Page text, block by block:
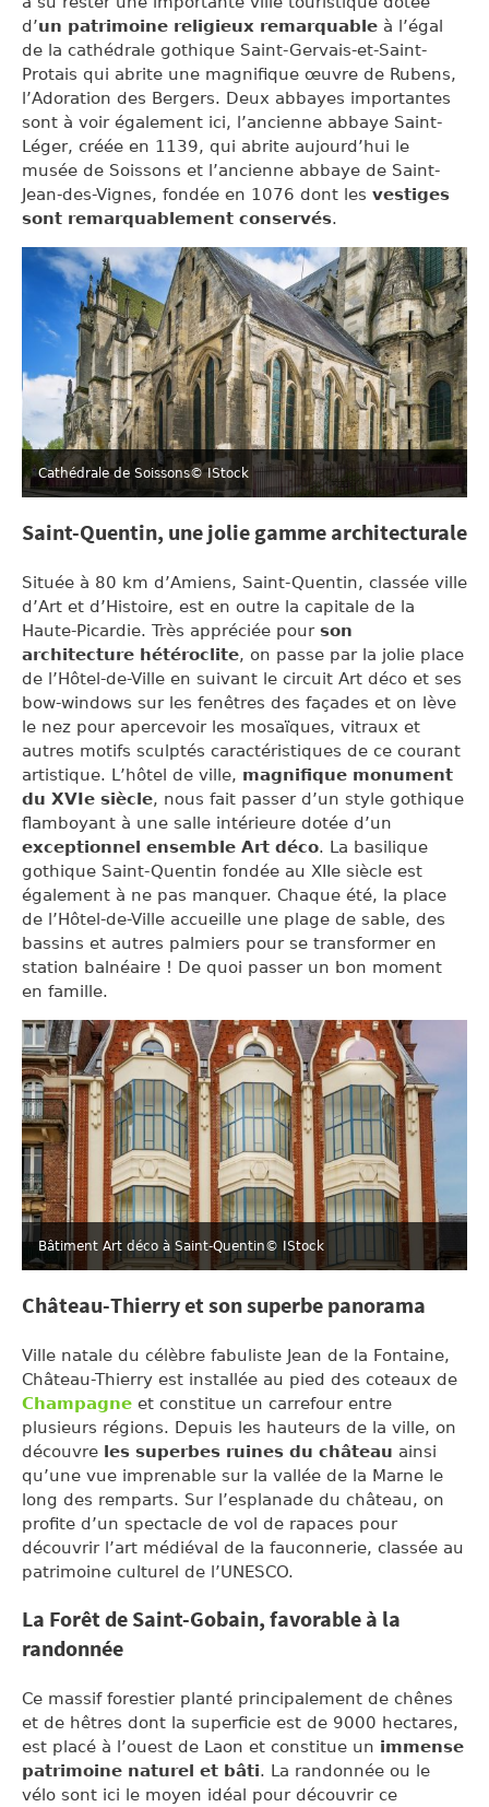
d’un patrimoine religieux remarquable à l’égal
de la cathédrale gothique Saint-Gervais-et-Saint-
Protais qui abrite une magnifique œuvre de Rubens,
l’Adoration des Bergers. Deux abbayes importantes
sont à voir également ici, l’ancienne abbaye Saint-
Léger, créée en 1139, qui abrite aujourd’hui le
musée de Soissons et l’ancienne abbaye de Saint-
Jean-des-Vignes, fondée en 1076 dont les vestiges
sont remarquablement conservés.
Cathédrale de Soissons© IStock
Saint-Quentin, une jolie gamme architecturale
Située à 80 km d’Amiens, Saint-Quentin, classée ville
d’Art et d’Histoire, est en outre la capitale de la
Haute-Picardie. Très appréciée pour son
architecture hétéroclite, on passe par la jolie place
de l’Hôtel-de-Ville en suivant le circuit Art déco et ses
bow-windows sur les fenêtres des façades et on lève
le nez pour apercevoir les mosaïques, vitraux et
autres motifs sculptés caractéristiques de ce courant
artistique. L’hôtel de ville, magnifique monument
du XVIe siècle, nous fait passer d’un style gothique
flamboyant à une salle intérieure dotée d’un
exceptionnel ensemble Art déco. La basilique
gothique Saint-Quentin fondée au XIIe siècle est
également à ne pas manquer. Chaque été, la place
de l’Hôtel-de-Ville accueille une plage de sable, des
bassins et autres palmiers pour se transformer en
station balnéaire ! De quoi passer un bon moment
en famille.
Bâtiment Art déco à Saint-Quentin© IStock
Château-Thierry et son superbe panorama
Ville natale du célèbre fabuliste Jean de la Fontaine,
Château-Thierry est installée au pied des coteaux de
Champagne et constitue un carrefour entre
plusieurs régions. Depuis les hauteurs de la ville, on
découvre les superbes ruines du château ainsi
qu’une vue imprenable sur la vallée de la Marne le
long des remparts. Sur l’esplanade du château, on
profite d’un spectacle de vol de rapaces pour
découvrir l’art médiéval de la fauconnerie, classée au
patrimoine culturel de l’UNESCO.
La Forêt de Saint-Gobain, favorable à la
randonnée
Ce massif forestier planté principalement de chênes
et de hêtres dont la superficie est de 9000 hectares,
est placé à l’ouest de Laon et constitue un immense
patrimoine naturel et bâti. La randonnée ou le
vélo sont ici le moyen idéal pour découvrir ce